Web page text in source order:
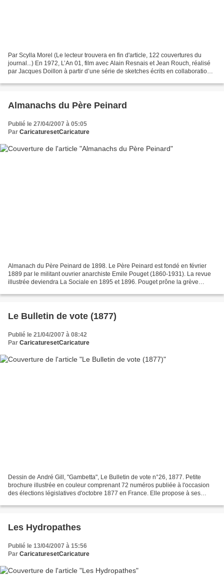
Par Scylla Morel (Le lecteur trouvera en fin d'article, 122 couvertures du
journal...) En 1972, L’An 01, film avec Alain Resnais et Jean Rouch, réalisé
par Jacques Doillon à partir d’une série de sketches écrits en collaboration
Almanachs du Père Peinard
Publié le 27/04/2007 à 05:05
Par CaricaturesetCaricature
Almanach du Père Peinard de 1898. Le Père Peinard est fondé en février
1889 par le militant ouvrier anarchiste Emile Pouget (1860-1931). La revue
illustrée deviendra La Sociale en 1895 et 1896. Pouget prône la grève
Le Bulletin de vote (1877)
Publié le 21/04/2007 à 08:42
Par CaricaturesetCaricature
Dessin de André Gill, "Gambetta", Le Bulletin de vote n°26, 1877. Petite
brochure illustrée en couleur comprenant 72 numéros publiée à l'occasion
des élections législatives d'octobre 1877 en France. Elle propose à ses
Les Hydropathes
Publié le 13/04/2007 à 15:56
Par CaricaturesetCaricature